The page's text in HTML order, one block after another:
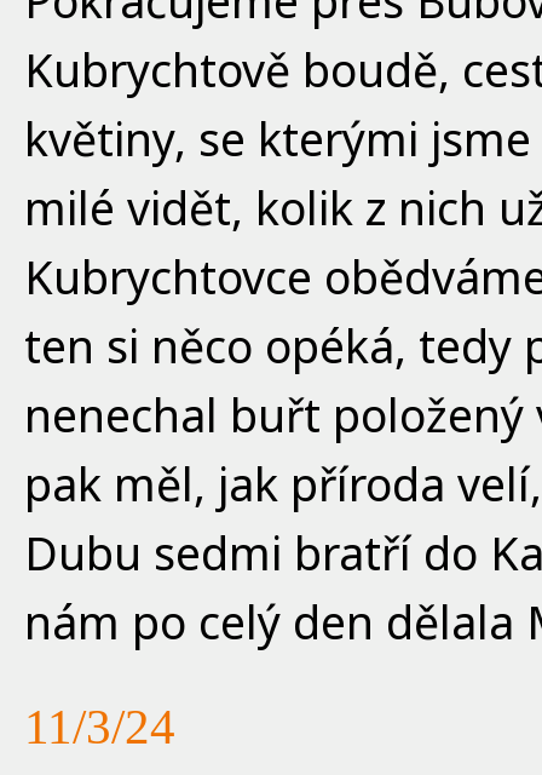
Kubrychtově boudě,
květiny, se kterými
milé vidět, kolik z nich
Kubrychtovce
ten si něco opéká, tedy
nenechal buřt
pak měl, jak příroda
Dubu sedmi bratří do
nám po celý den dělala
11/3/24